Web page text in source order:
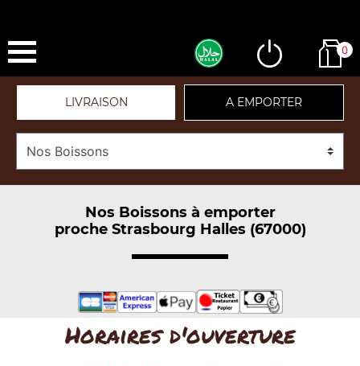
0
LIVRAISON A EMPORTER
Nos Boissons à emporter
proche Strasbourg Halles (67000)
Horaires d'ouverture